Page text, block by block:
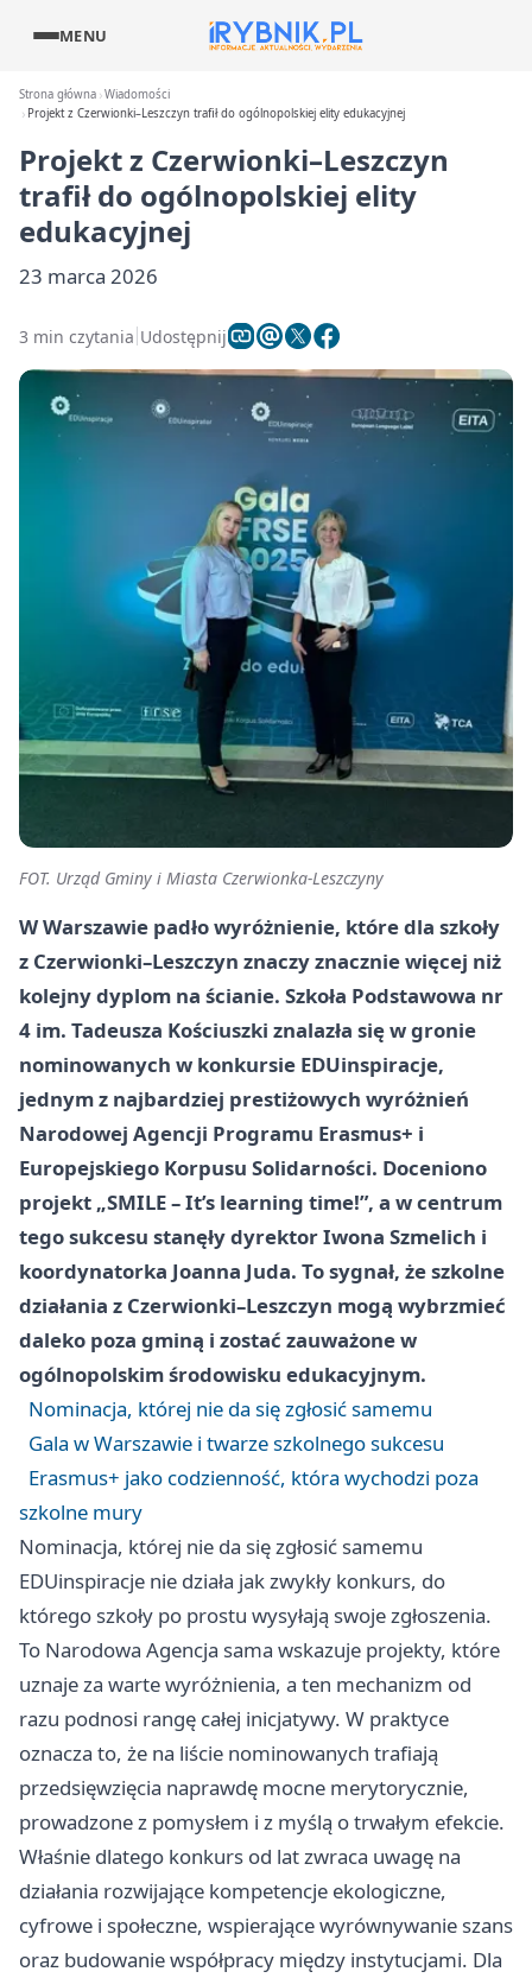
MENU
Strona główna Wiadomości
Projekt z Czerwionki–Leszczyn trafił do ogólnopolskiej elity edukacyjnej
Projekt z Czerwionki–Leszczyn
trafił do ogólnopolskiej elity
edukacyjnej
23 marca 2026
3 min czytania Udostępnij
FOT. Urząd Gminy i Miasta Czerwionka-Leszczyny
W Warszawie padło wyróżnienie, które dla szkoły
z Czerwionki–Leszczyn znaczy znacznie więcej niż
kolejny dyplom na ścianie. Szkoła Podstawowa nr
4 im. Tadeusza Kościuszki znalazła się w gronie
nominowanych w konkursie EDUinspiracje,
jednym z najbardziej prestiżowych wyróżnień
Narodowej Agencji Programu Erasmus+ i
Europejskiego Korpusu Solidarności. Doceniono
projekt „SMILE – It’s learning time!”, a w centrum
tego sukcesu stanęły dyrektor Iwona Szmelich i
koordynatorka Joanna Juda. To sygnał, że szkolne
działania z Czerwionki–Leszczyn mogą wybrzmieć
daleko poza gminą i zostać zauważone w
ogólnopolskim środowisku edukacyjnym.
Nominacja, której nie da się zgłosić samemu
Gala w Warszawie i twarze szkolnego sukcesu
Erasmus+ jako codzienność, która wychodzi poza
szkolne mury
Nominacja, której nie da się zgłosić samemu
EDUinspiracje nie działa jak zwykły konkurs, do
którego szkoły po prostu wysyłają swoje zgłoszenia.
To Narodowa Agencja sama wskazuje projekty, które
uznaje za warte wyróżnienia, a ten mechanizm od
razu podnosi rangę całej inicjatywy. W praktyce
oznacza to, że na liście nominowanych trafiają
przedsięwzięcia naprawdę mocne merytorycznie,
prowadzone z pomysłem i z myślą o trwałym efekcie.
Właśnie dlatego konkurs od lat zwraca uwagę na
działania rozwijające kompetencje ekologiczne,
cyfrowe i społeczne, wspierające wyrównywanie szans
oraz budowanie współpracy między instytucjami. Dla